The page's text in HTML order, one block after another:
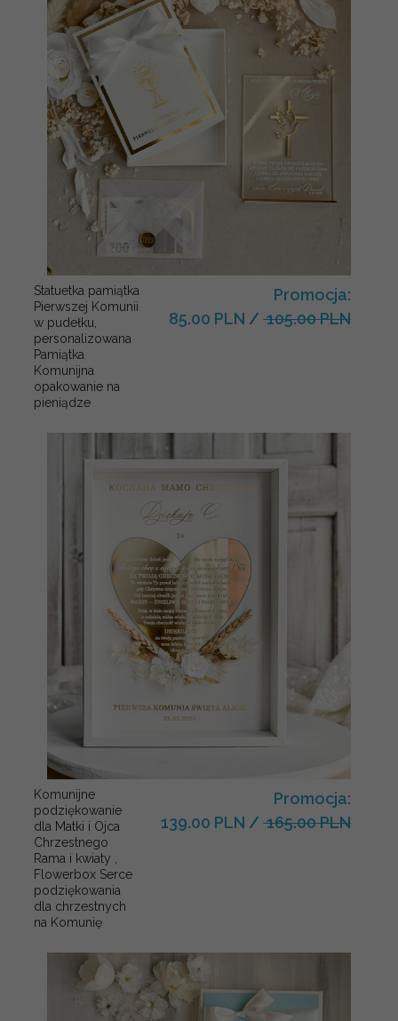
Statuetka pamiątka
Pierwszej Komunii
w pudełku,
personalizowana
Pamiątka
Komunijna
opakowanie na
pieniądze
Promocja:
85.00 PLN / 105.00 PLN
Komunijne
podziękowanie
dla Matki i Ojca
Chrzestnego
Rama i kwiaty ,
Flowerbox Serce
podziękowania
dla chrzestnych
na Komunię
Promocja:
139.00 PLN / 165.00 PLN